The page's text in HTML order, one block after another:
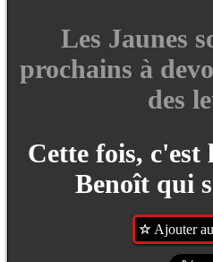
Les Jaunes
prochains à
des
Cette fois, c'est
Benoît qui
Ajouter